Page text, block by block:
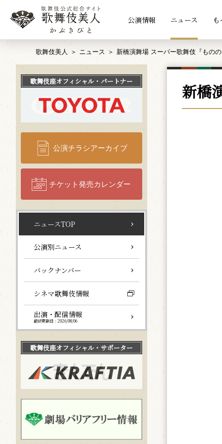
公演情報 ニュース
歌舞伎美人 ニュース 新橋演舞場 スーパー歌舞伎『もの
新橋
歌舞伎座オフィシャル・パートナー
公演チラシアーカイブ
チケット発売カレンダー
ニュースTOP
公演別ニュース
バックナンバー
シネマ歌舞伎情報
出演・配信情報
最終更新日：2026/08/06
歌舞伎座オフィシャル・サポーター